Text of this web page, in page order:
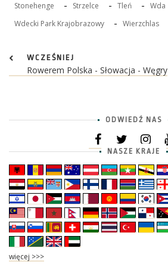
Stonehenge - Strzelce - Tleń - Wda
Wdecki Park Krajobrazowy - Wierzchlas
WCZEŚNIEJ
Rowerem Polska - Słowacja - Węgry
ODWIEDŹ NAS
NASZE KRAJE
więcej >>>